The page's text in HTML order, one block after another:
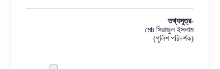
তথ্যসূত্র-
মোঃ সিরাজুল ইসলাম
(পুলিশ পরিদর্শক)